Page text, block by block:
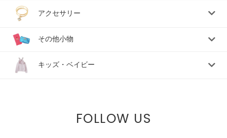
アクセサリー
その他小物
キッズ・ベイビー
FOLLOW US